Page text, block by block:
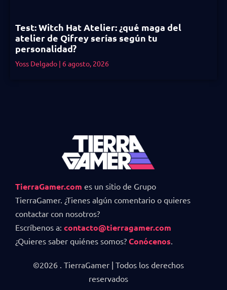
Test: Witch Hat Atelier: ¿qué maga del
atelier de Qifrey serías según tu
personalidad?
Yoss Delgado 6 agosto, 2026
TierraGamer.com es un sitio de Grupo
TierraGamer. ¿Tienes algún comentario o quieres
contactar con nosotros?
Escríbenos a: contacto@tierragamer.com
¿Quieres saber quiénes somos? Conócenos
©2026 . TierraGamer | Todos los derechos
reservados